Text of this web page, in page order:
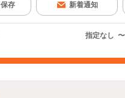
存 新着通知
指定なし 〜